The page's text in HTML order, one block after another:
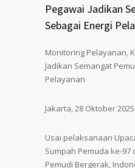
Pegawai Jadikan
Sebagai Energi
Monitoring Pelayanan,
Jadikan Semangat
Pelayanan
Jakarta, 28 Oktober 2025
Usai pelaksanaan
Sumpah Pemuda ke-97
Pemudi Bergerak,